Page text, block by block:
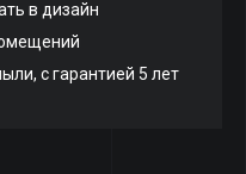
в дизайн
с гарантией 5 лет